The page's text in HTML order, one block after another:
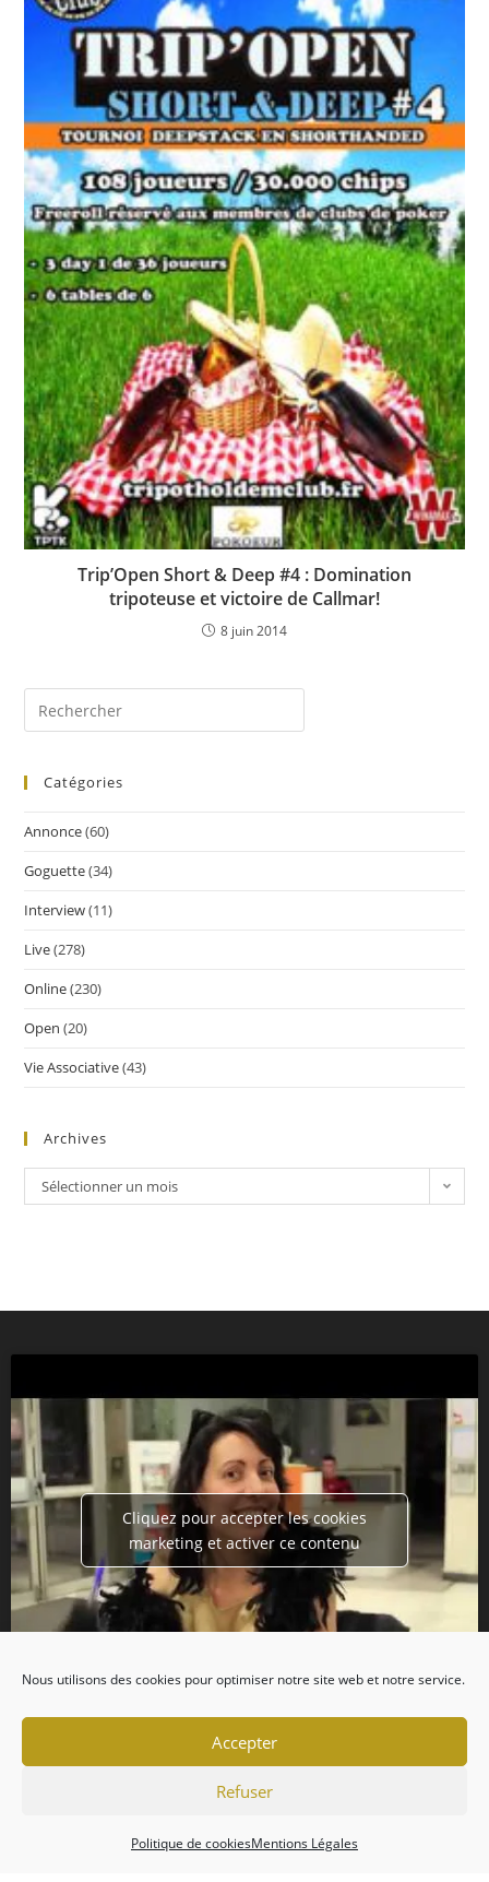
Nous utilisons des cookies pour optimiser notre site web et notre service.
Accepter
Refuser
Politique de cookiesMentions Légales
Trip’Open Short & Deep #4 : Domination
tripoteuse et victoire de Callmar!
8 juin 2014
Catégories
Annonce(60)
Goguette(34)
Interview(11)
Live(278)
Online(230)
Open (20)
Vie Associative(43)
Archives
Sélectionner un mois
Cliquez pour accepter les cookies
marketing et activer ce contenu